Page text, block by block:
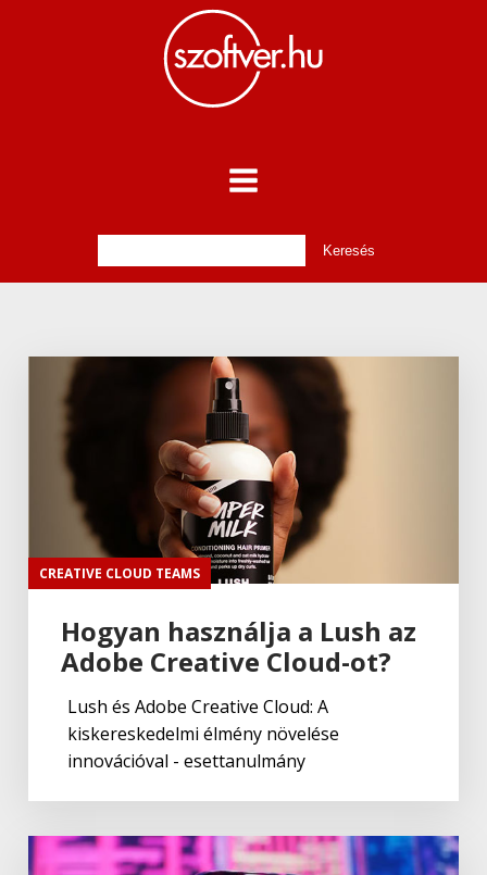
CREATIVE CLOUD TEAMS
Hogyan használja a Lush az
Adobe Creative Cloud-ot?
Lush és Adobe Creative Cloud: A
kiskereskedelmi élmény növelése
innovációval - esettanulmány